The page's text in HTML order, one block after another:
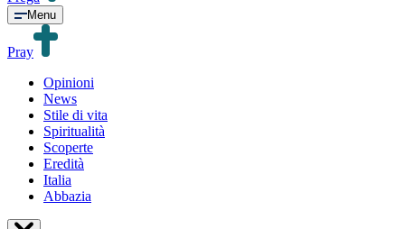
Menu
Pray
Opinioni
News
Stile di vita
Spiritualità
Scoperte
Eredità
Italia
Abbazia